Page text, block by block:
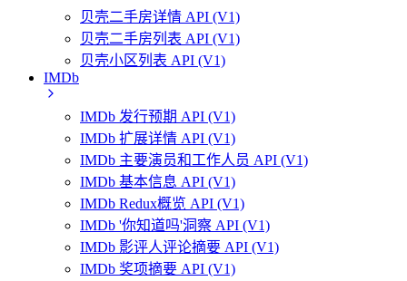
贝壳二手房详情 API (V1)
贝壳二手房列表 API (V1)
贝壳小区列表 API (V1)
IMDb
IMDb 发行预期 API (V1)
IMDb 扩展详情 API (V1)
IMDb 主要演员和工作人员 API (V1)
IMDb 基本信息 API (V1)
IMDb Redux概览 API (V1)
IMDb '你知道吗'洞察 API (V1)
IMDb 影评人评论摘要 API (V1)
IMDb 奖项摘要 API (V1)